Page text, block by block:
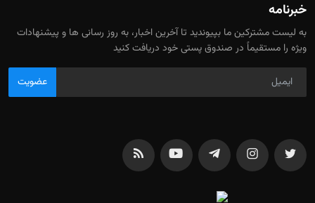
خبرنامه
به لیست مشترکین ما بپیوندید تا آخرین اخبار، به روز رسانی ها و پیشنهادات
ویژه را مستقیماً در صندوق پستی خود دریافت کنید
عضویت